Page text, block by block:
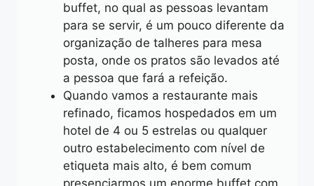
buffet, no qual as pessoas levantam
para se servir, é um pouco diferente da
organização de talheres para mesa
posta, onde os pratos são levados até
a pessoa que fará a refeição.
Quando vamos a restaurante mais
refinado, ficamos hospedados em um
hotel de 4 ou 5 estrelas ou qualquer
outro estabelecimento com nível de
etiqueta mais alto, é bem comum